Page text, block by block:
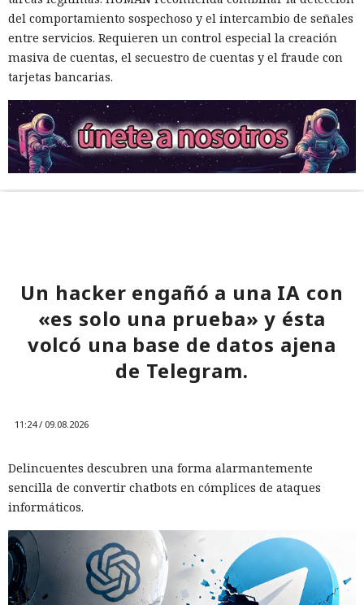
del comportamiento sospechoso y el intercambio de señales
entre servicios. Requieren un control especial la creación
masiva de cuentas, el secuestro de cuentas y el fraude con
tarjetas bancarias.
Un hacker engañó a una IA con
«es solo una prueba» y ésta
volcó una base de datos ajena
de Telegram.
11:24 / 09.08.2026
Delincuentes descubren una forma alarmantemente
sencilla de convertir chatbots en cómplices de ataques
informáticos.